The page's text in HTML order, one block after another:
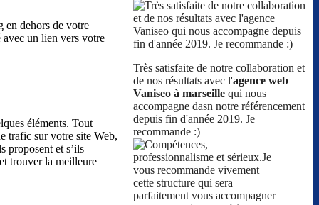
en dehors de votre
avec un lien vers votre
éléments. Tout
trafic sur votre site Web,
proposent et s’ils
trouver la meilleure
Très satisfaite de notre collaboration et
de nos résultats avec l'agence web
Vaniseo à marseille qui nous
accompagne dasn notre référencement
depuis fin d'année 2019. Je
recommande :)